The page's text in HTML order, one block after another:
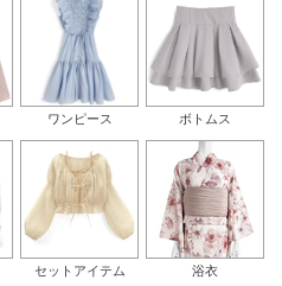
ワンピース ボトムス
セットアイテム 浴衣